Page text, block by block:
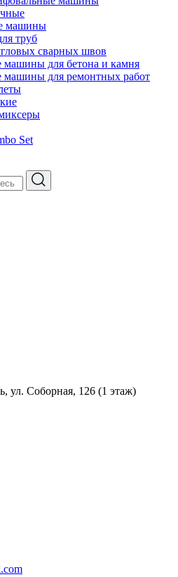
машины
труб
сварных швов
для бетона и камня
для ремонтных работ
Set
ул. Соборная, 126 (1 этаж)